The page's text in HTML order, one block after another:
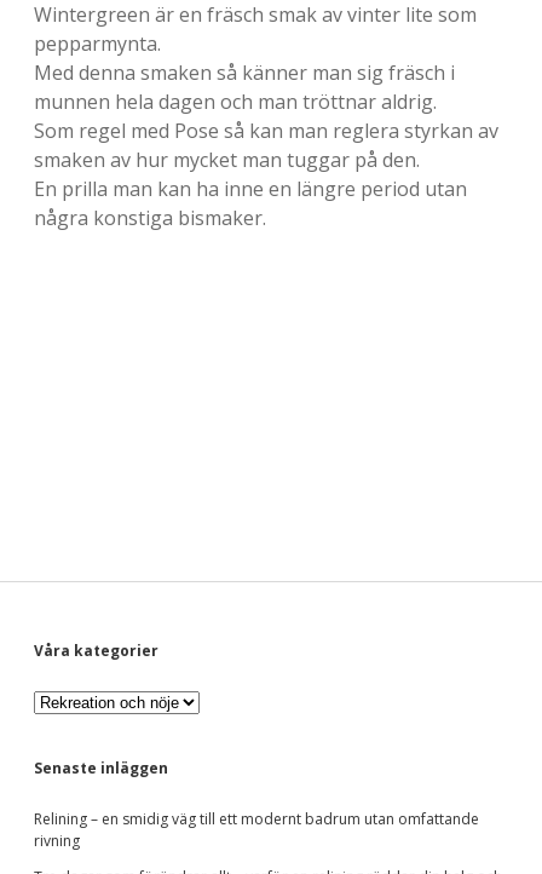
Wintergreen är en fräsch smak av vinter lite som
pepparmynta.
Med denna smaken så känner man sig fräsch i
munnen hela dagen och man tröttnar aldrig.
Som regel med Pose så kan man reglera styrkan av
smaken av hur mycket man tuggar på den.
En prilla man kan ha inne en längre period utan
några konstiga bismaker.
S
i
d
e
Våra kategorier
V
a
a
Senaste inläggen
Relining – en smidig väg till ett modernt badrum utan omfattande
rivning